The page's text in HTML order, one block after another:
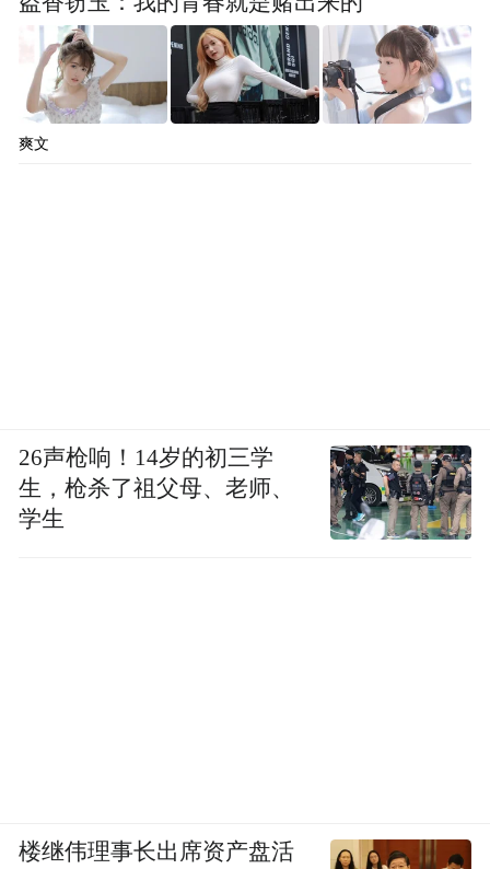
爽文
26声枪响！14岁的初三学
生，枪杀了祖父母、老师、
学生
楼继伟理事长出席资产盘活